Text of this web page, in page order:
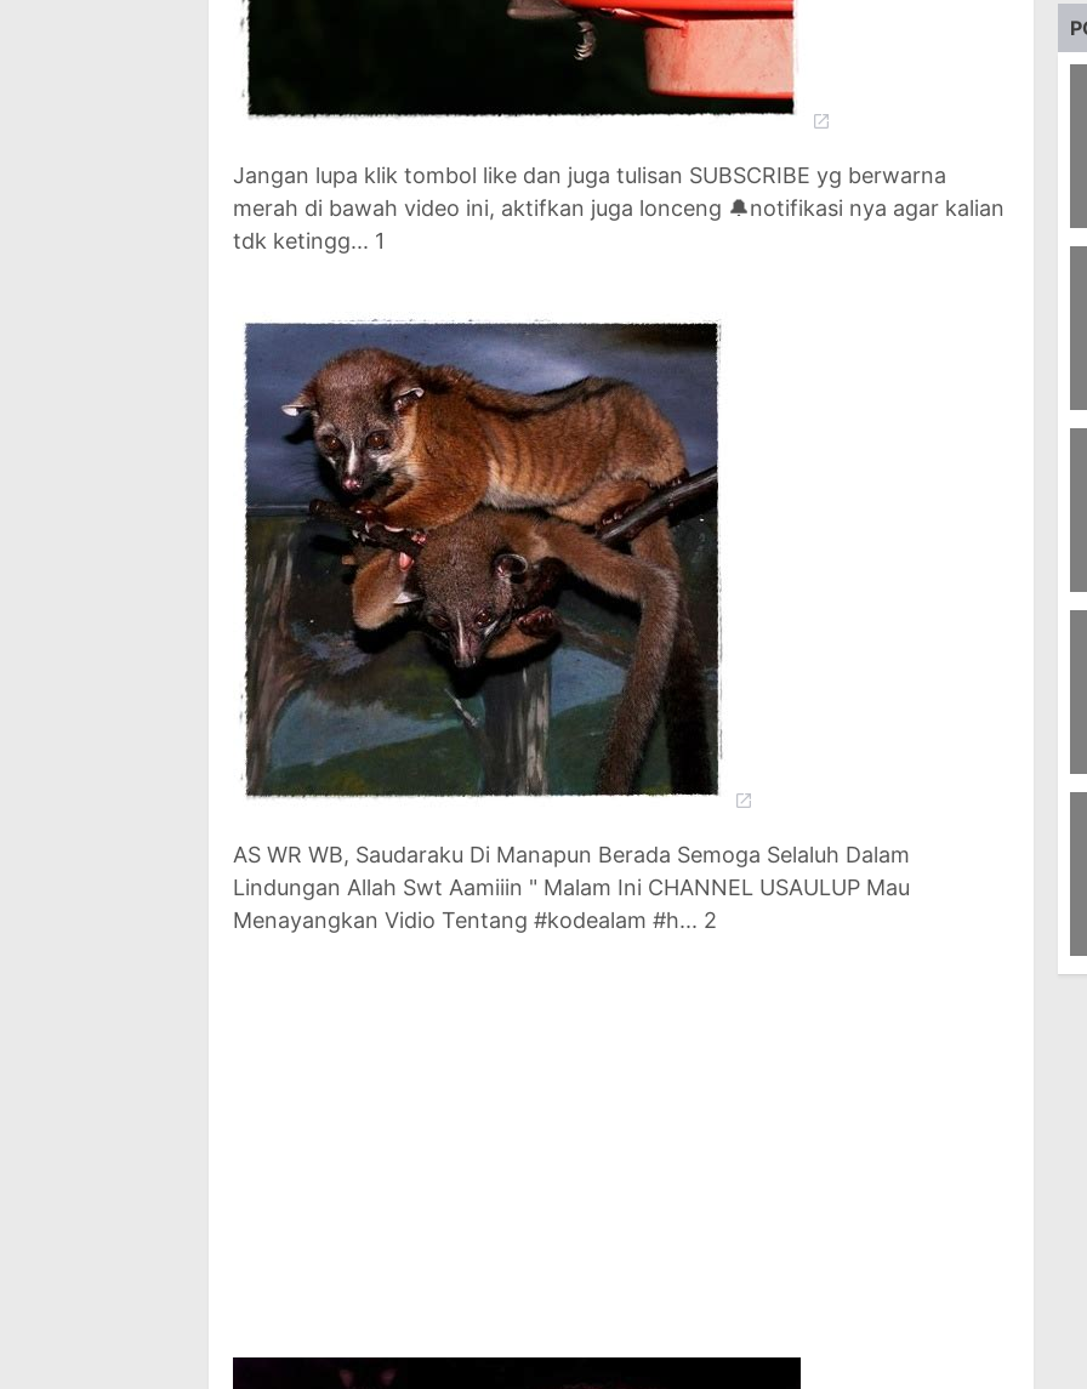
Jangan lupa klik tombol like dan juga tulisan SUBSCRIBE yg berwarna
merah di bawah video ini, aktifkan juga lonceng 🔔notifikasi nya agar kalian
tdk ketingg... 1
AS WR WB, Saudaraku Di Manapun Berada Semoga Selaluh Dalam
Lindungan Allah Swt Aamiiin " Malam Ini CHANNEL USAULUP Mau
Menayangkan Vidio Tentang #kodealam #h... 2